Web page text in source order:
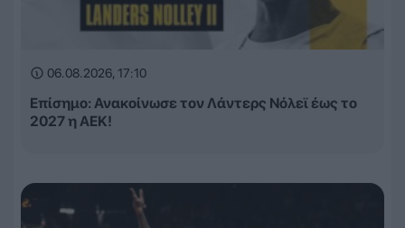
06.08.2026, 17:10
Επίσημο: Ανακοίνωσε τον Λάντερς Νόλεϊ έως το
2027 η ΑΕΚ!